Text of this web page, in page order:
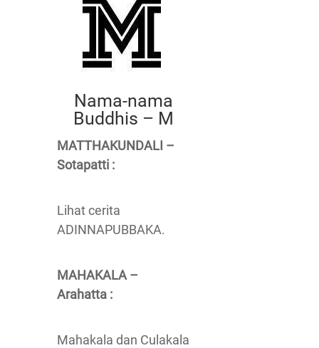
Nama-nama
Buddhis – M
MATTHAKUNDALI –
Sotapatti :
Lihat cerita
ADINNAPUBBAKA.
MAHAKALA –
Arahatta :
Mahakala dan Culakala